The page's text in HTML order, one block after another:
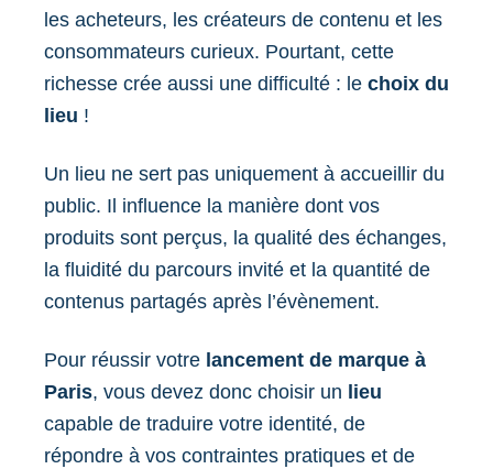
les acheteurs, les créateurs de contenu et les
consommateurs curieux. Pourtant, cette
richesse crée aussi une difficulté : le choix du
lieu !
Un lieu ne sert pas uniquement à accueillir du
public. Il influence la manière dont vos
produits sont perçus, la qualité des échanges,
la fluidité du parcours invité et la quantité de
contenus partagés après l’évènement.
Pour réussir votre lancement de marque à
Paris, vous devez donc choisir un lieu
capable de traduire votre identité, de
répondre à vos contraintes pratiques et de